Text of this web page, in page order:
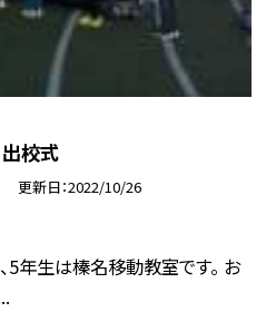
校式
更新日 2022/10/26
5年生は榛名移動教室です。 お